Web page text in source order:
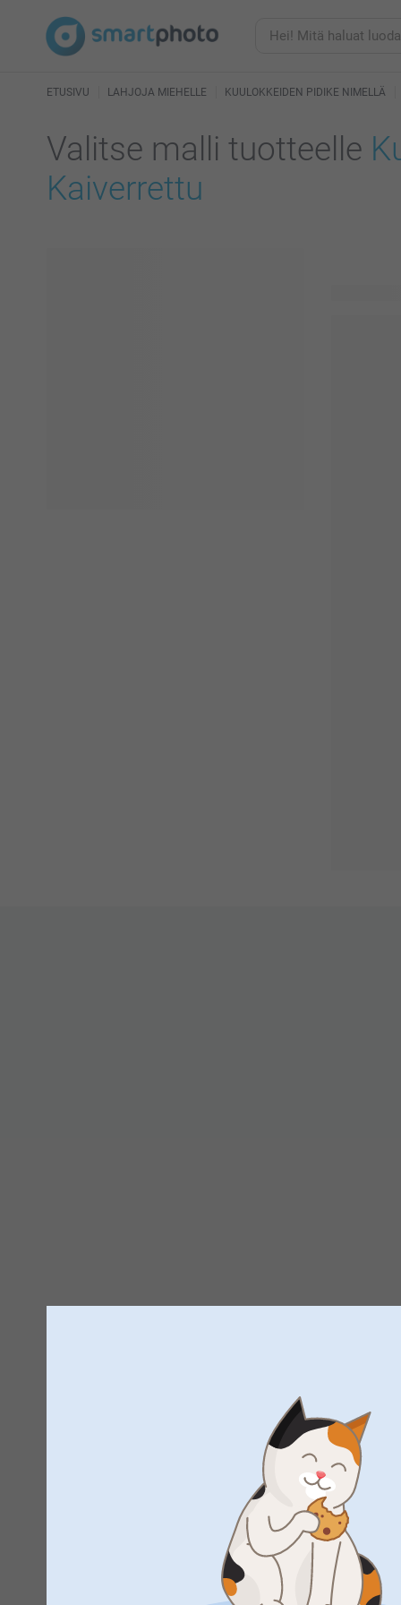
ETUSIVU LAHJOJA MIEHELLE KUULOKKEIDEN PIDIKE NIMELLÄ
Valitse malli tuotteelle
Kaiverrettu